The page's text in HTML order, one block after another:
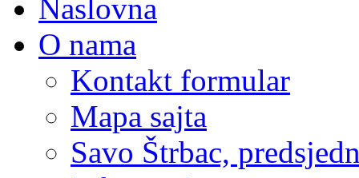
Naslovna
O nama
Kontakt formular
Mapa sajta
Savo Štrbac,